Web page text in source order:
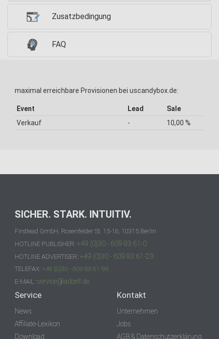
Zusatzbedingung
FAQ
maximal erreichbare Provisionen bei uscandybox.de:
Event Lead
Sale
Verkauf
- 10,00 %
SICHER. STARK. INTUITIV.
Firstlead GmbH, Rosenfelder St. 15-16, 10315 Berlin
HOTLINE PUBLISHER: +49 (0)30 - 609 83 61-0
HOTLINE ADVERTISER: +49 (0)30 - 609 83 61-23
TELEFAX: +49 (0)30 - 609 83 61-99
E-MAIL: service@adcell.de
Service
News
Affiliate-Lexikon
Download
Kontakt
Unternehmen
Jobs
AGB & Datenschutzerklärung